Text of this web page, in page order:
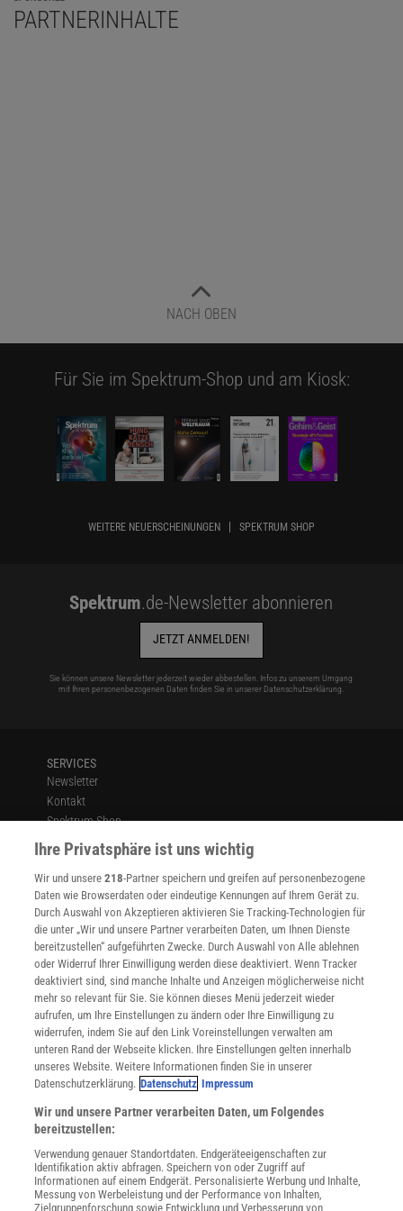
PARTNERINHALTE
NACH OBEN
Für Sie im Spektrum-Shop und am Kiosk:
WEITERE NEUERSCHEINUNGEN SPEKTRUM SHOP
Spektrum.de-Newsletter abonnieren
JETZT ANMELDEN!
Sie können unsere Newsletter jederzeit wieder abbestellen. Infos zu unserem Umgang
mit Ihren personenbezogenen Daten finden Sie in unserer Datenschutzerklärung
SERVICES
Newsletter
Kontakt
Spektrum Shop
Im Handel kaufen
Verträge kündigen
INFO
Mediadaten
Datenschutz
Nutzungsbedingungen
Cookie-Einstellungen
Utiq verwalten
Nutzungsbasierte Onlinewerbung
Alle Artikel
Impressum
Angebote für Schulen
Angebote für Institutionen
Sprachen lernen mit Gymglish
Lexika
Für Spektrum schreiben
Ihre Privatsphäre ist uns wichtig
Wir und unsere218-Partner speichern und greifen auf personenbezogene
Daten wie Browserdaten oder eindeutige Kennungen auf Ihrem Gerät zu.
Durch Auswahl von Akzeptieren aktivieren Sie Tracking-Technologien für
die unter „Wir und unsere Partner verarbeiten Daten, um Ihnen Dienste
bereitzustellen“ aufgeführten Zwecke. Durch Auswahl von Alle ablehnen
oder Widerruf Ihrer Einwilligung werden diese deaktiviert. Wenn Tracker
deaktiviert sind, sind manche Inhalte und Anzeigen möglicherweise nicht
mehr so relevant für Sie. Sie können dieses Menü jederzeit wieder
aufrufen, um Ihre Einstellungen zu ändern oder Ihre Einwilligung zu
widerrufen, indem Sie auf den Link Voreinstellungen verwalten am
unteren Rand der Webseite klicken. Ihre Einstellungen gelten innerhalb
unseres Website. Weitere Informationen finden Sie in unserer
Datenschutzerklärung. Datenschutz Impressum
Wir und unsere Partner verarbeiten Daten, um Folgendes
bereitzustellen:
Verwendung genauer Standortdaten. Endgeräteeigenschaften zur
Identifikation aktiv abfragen. Speichern von oder Zugriff auf
Informationen auf einem Endgerät. Personalisierte Werbung und Inhalte,
Messung von Werbeleistung und der Performance von Inhalten,
Zielgruppenforschung sowie Entwicklung und Verbesserung von